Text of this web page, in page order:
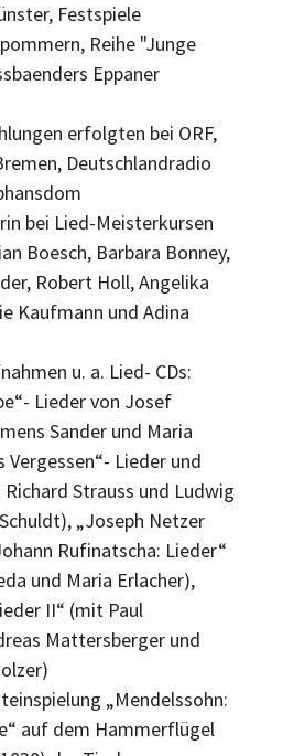
Festspiele
Reihe "Junge
Eppaner
erfolgten bei ORF,
Deutschlandradio
bei Lied-Meisterkursen
Boesch, Barbara Bonney,
Robert Holl, Angelika
Kaufmann und Adina
u. a. Lied- CDs:
Lieder von Josef
Sander und Maria
Vergessen“- Lieder und
Strauss und Ludwig
„Joseph Netzer
Rufinatscha: Lieder“
und Maria Erlacher),
II“ (mit Paul
Mattersberger und
„Mendelssohn:
auf dem Hammerflügel